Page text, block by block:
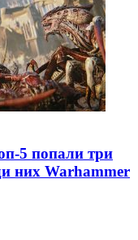
5 попали три
них Warhammer